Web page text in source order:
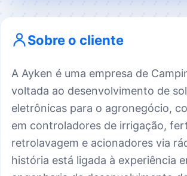
Sobre o cliente
A Ayken é uma empresa de
voltada ao desenvolvimento de
eletrônicas para o agronegócio,
em controladores de irrigação,
retrolavagem e acionadores via
história está ligada à experiência